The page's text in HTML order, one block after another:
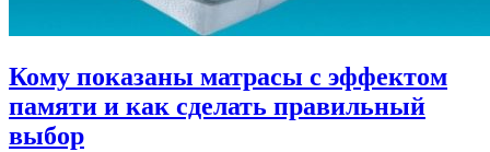
Кому показаны матрасы с эффектом
памяти и как сделать правильный
выбор